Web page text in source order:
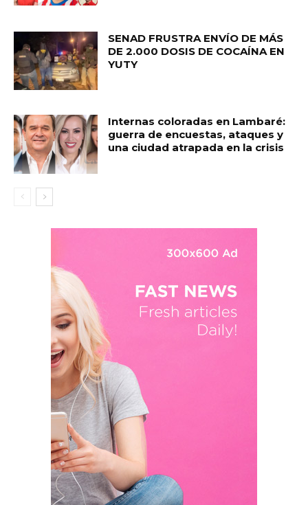
SENAD FRUSTRA ENVÍO DE MÁS
DE 2.000 DOSIS DE COCAÍNA EN
YUTY
Internas coloradas en Lambaré:
guerra de encuestas, ataques y
una ciudad atrapada en la crisis